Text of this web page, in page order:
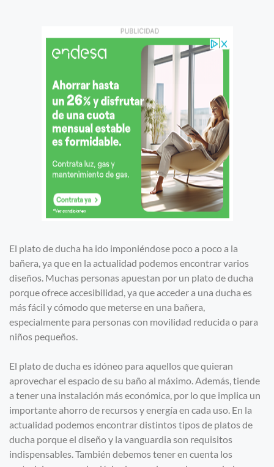
El plato de ducha ha ido imponiéndose poco a poco a la
bañera, ya que en la actualidad podemos encontrar varios
diseños. Muchas personas apuestan por un plato de ducha
porque ofrece accesibilidad, ya que acceder a una ducha es
más fácil y cómodo que meterse en una bañera,
especialmente para personas con movilidad reducida o para
niños pequeños.
El plato de ducha es idóneo para aquellos que quieran
aprovechar el espacio de su baño al máximo. Además, tiende
a tener una instalación más económica, por lo que implica un
importante ahorro de recursos y energía en cada uso. En la
actualidad podemos encontrar distintos tipos de platos de
ducha porque el diseño y la vanguardia son requisitos
indispensables. También debemos tener en cuenta los